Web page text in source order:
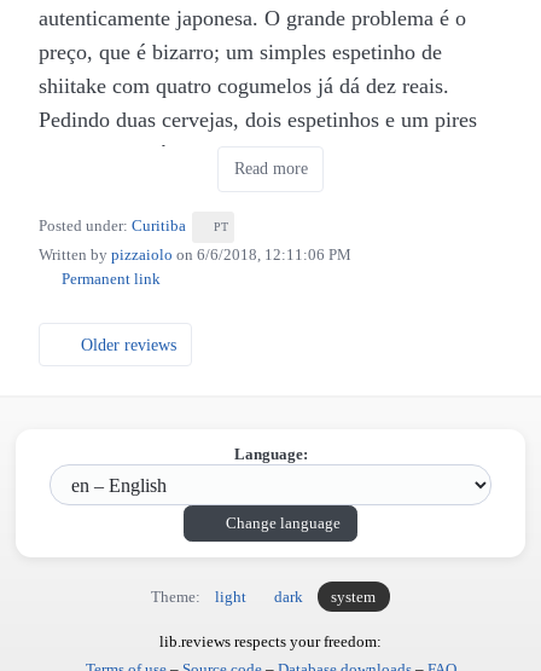
autenticamente japonesa. O grande problema é o
preço, que é bizarro; um simples espetinho de
shiitake com quatro cogumelos já dá dez reais.
Pedindo duas cervejas, dois espetinhos e um pires
de raiz forte já passa dos oitenta reais. O
atendimento também podia ser um pouco mais
amigável.
Vale a pena conhecer, mas é inacessível pra maior
Read more
Posted under: Curitiba PT
Written by pizzaiolo on 6/6/2018, 12:11:06 PM
Permanent link
Older reviews
Language:
Change language
Theme: light dark system
lib.reviews respects your freedom: